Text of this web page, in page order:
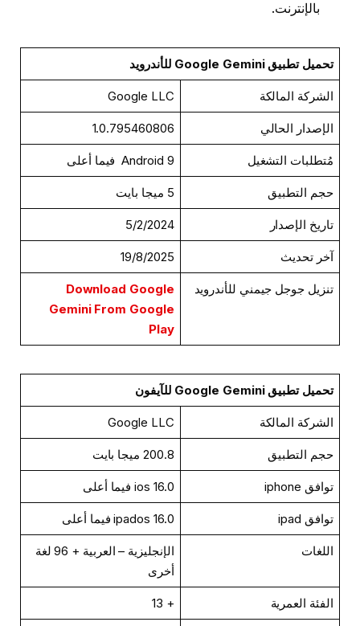
بالإنترنت.
تحميل تطبيق Google Gemini للأندرويد
الشركة المالكة Google LLC
الإصدار الحالي 1.0.795460806
مُتطلبات التشغيل Android 9 فيما أعلى
حجم التطبيق 5 ميجا بايت
تاريخ الإصدار 5/2/2024
آخر تحديث 19/8/2025
تنزيل جوجل جيمني للأندرويد
Download Google
Gemini From Google
Play
تحميل تطبيق Google Gemini للآيفون
الشركة المالكة Google LLC
حجم التطبيق 200.8 ميجا بايت
توافق iphone ios 16.0 فيما أعلى
توافق ipad ipados 16.0 فيما أعلى
اللغات
الإنجليزية – العربية + 96 لغة
أخرى
الفئة العمرية + 13